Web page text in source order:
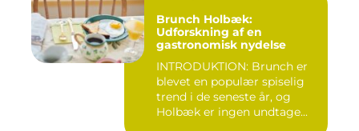
Brunch Holbæk:
Udforskning af en
gastronomisk nydelse
INTRODUKTION: Brunch er
blevet en populær spiselig
trend i de seneste år, og
Holbæk er ingen undtage...